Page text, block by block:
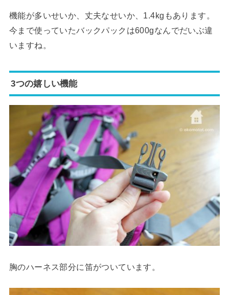
機能が多いせいか、丈夫なせいか、1.4kgもあります。
今まで使っていたバックパックは600gなんでだいぶ違
いますね。
3つの嬉しい機能
胸のハーネス部分に笛がついています。